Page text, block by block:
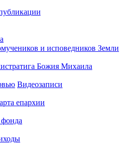
Видеозаписи
епархии